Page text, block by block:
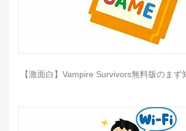
【激面白】Vampire Survivors無料版のまず